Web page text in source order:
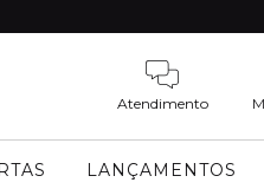
Atendimento
LANÇAMENTOS